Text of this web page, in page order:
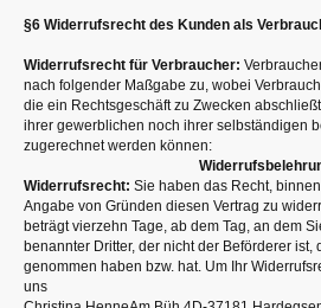
§6 Widerrufsrecht des Kunden als
Widerrufsrecht für Verbraucher:
nach folgender Maßgabe zu, wobei
die ein Rechtsgeschäft zu Zwecken
ihrer gewerblichen noch ihrer selbständigen
zugerechnet werden können:
Widerrufsrecht: Sie haben das Recht,
Angabe von Gründen diesen Vertrag zu
beträgt vierzehn Tage, ab dem Tag, an dem
benannter Dritter, der nicht der Beförderer ist,
genommen haben bzw. hat. Um Ihr
uns